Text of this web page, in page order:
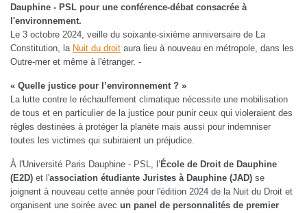
Dauphine - PSL pour une conférence-débat consacrée à
l'environnement.
Le 3 octobre 2024, veille du soixante-sixième anniversaire de La
Constitution, la Nuit du droit aura lieu à nouveau en métropole, dans les
Outre-mer et même à l'étranger. -
« Quelle justice pour l’environnement ? »
La lutte contre le réchauffement climatique nécessite une mobilisation
de tous et en particulier de la justice pour punir ceux qui violeraient des
règles destinées à protéger la planète mais aussi pour indemniser
toutes les victimes qui subiraient un préjudice.
À l'Université Paris Dauphine - PSL, l’ École de Droit de Dauphine
(E2D) et l'association étudiante Juristes à Dauphine (JAD) se
joignent à nouveau cette année pour l'édition 2024 de la Nuit du Droit et
organisent une soirée avec un panel de personnalités de premier